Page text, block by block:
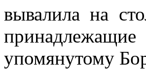
вывалила на
упомянутому